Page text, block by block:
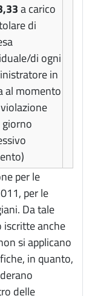
a carico
di
di ogni
in
al momento
per le
per le
Da tale
iscritte anche
si applicano
in quanto,
delle